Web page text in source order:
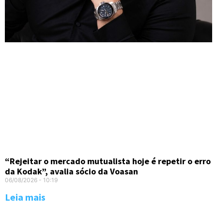
“Rejeitar o mercado mutualista hoje é repetir o erro
da Kodak”, avalia sócio da Voasan
06/08/2026 10:19
Leia mais